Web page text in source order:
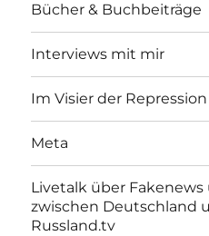
Bücher & Buchbeiträge
Interviews mit mir
Im Visier der Repression
Meta
Livetalk über
zwischen Deutschland
Russland.tv